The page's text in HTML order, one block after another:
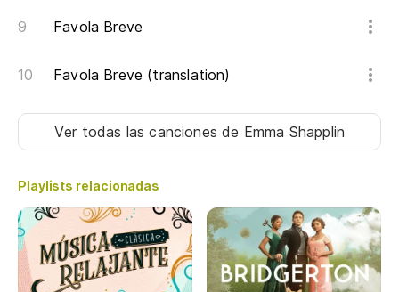
Favola Breve
Favola Breve (translation)
Ver todas las cancionesde Emma Shapplin
Playlists relacionadas